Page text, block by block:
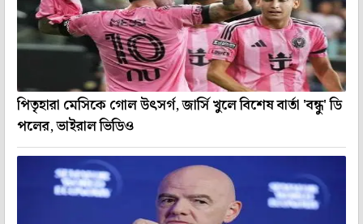
পিতৃহারা মেসিকে গোল উৎসর্গ, জার্সি খুলে বিশেষ বার্তা 'বন্ধু' ডি
পলের, ভাইরাল ভিডিও